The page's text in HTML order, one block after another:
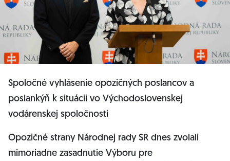
Spoločné vyhlásenie opozičných poslancov a
poslankýň k situácii vo Východoslovenskej
vodárenskej spoločnosti
Opozičné strany Národnej rady SR dnes zvolali
mimoriadne zasadnutie Výboru pre